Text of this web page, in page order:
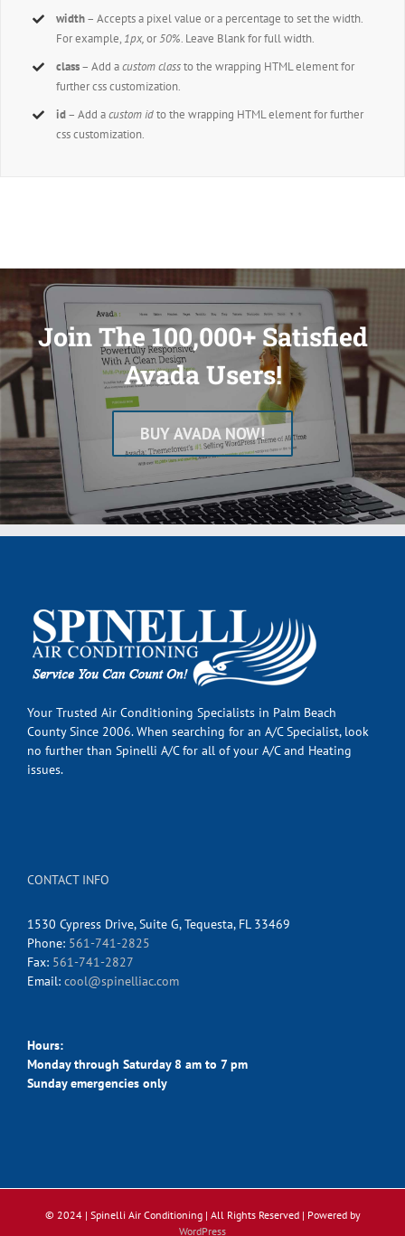
width– Accepts a pixel value or a percentage to set the width.
For example, 1px,or50%. Leave Blank for full width.
class– Add acustom classto the wrapping HTML element for
further css customization.
id– Add acustom idto the wrapping HTML element for further
css customization.
Join The 100,000+ Satisfied
Avada Users!
BUY AVADA NOW!
Your Trusted Air Conditioning Specialists in Palm Beach
County Since 2006. When searching for an A/C Specialist, look
no further than Spinelli A/C for all of your A/C and Heating
issues.
CONTACT INFO
1530 Cypress Drive, Suite G, Tequesta, FL 33469
Phone: 561-741-2825
Fax: 561-741-2827
Email: cool@spinelliac.com
Hours:
Monday through Saturday 8 am to 7 pm
Sunday emergencies only
© 2024 | Spinelli Air Conditioning | All Rights Reserved | Powered by
WordPress